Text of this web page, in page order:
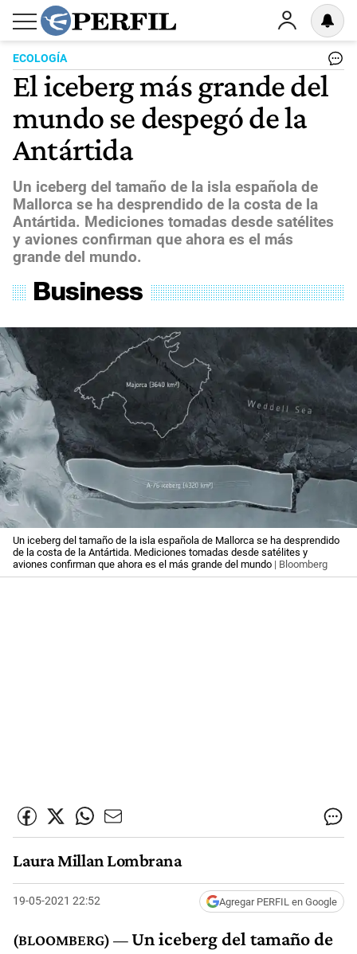
ECOLOGÍA
El iceberg más grande del
mundo se despegó de la
Antártida
Un iceberg del tamaño de la isla española de
Mallorca se ha desprendido de la costa de la
Antártida. Mediciones tomadas desde satélites
y aviones confirman que ahora es el más
grande del mundo.
Un iceberg del tamaño de la isla española de Mallorca se ha desprendido
de la costa de la Antártida. Mediciones tomadas desde satélites y
aviones confirman que ahora es el más grande del mundo | Bloomberg
Laura Millan Lombrana
19-05-2021 22:52 Agregar PERFIL en Google
Un iceberg del tamaño de